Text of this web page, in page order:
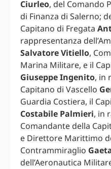
Ciurleo, del Comando
di Finanza di Salerno;
Capitano di Fregata
rappresentanza
Salvatore Vitiello,
Marina Militare, e il
Giuseppe Ingenito, in
Capitano di Vascello
Guardia Costiera, il
Costabile Palmieri, in
Comandante della
e Direttore Marittimo
Contrammiraglio
dell’Aeronautica